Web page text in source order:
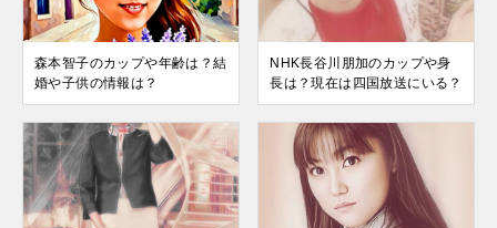
森本智子のカップや年齢は？結
婚や子供の情報は？
NHK長谷川朋加のカップや身
長は？現在は四国放送にいる？